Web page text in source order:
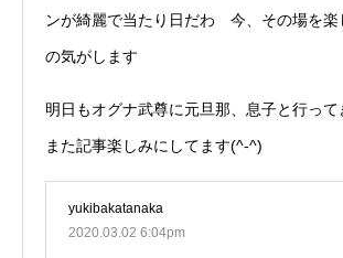
ンが綺麗で当たり日だわ 今、その場を楽
の気がします
明日もオグナ武尊に元旦那、息子と行っ
また記事楽しみにしてます(^-^)
yukibakatanaka
2020.03.02 6:04pm